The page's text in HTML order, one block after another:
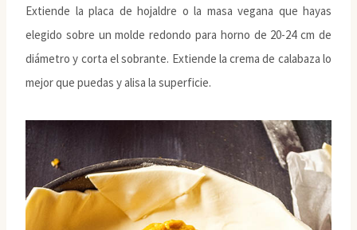
Extiende la placa de hojaldre o la masa vegana que hayas
elegido sobre un molde redondo para horno de 20-24 cm de
diámetro y corta el sobrante. Extiende la crema de calabaza lo
mejor que puedas y alisa la superficie.